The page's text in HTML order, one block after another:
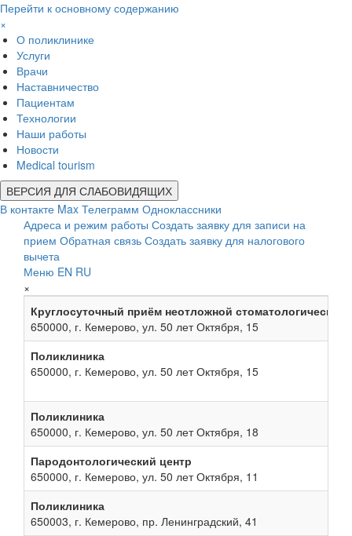
Перейти к основному содержанию
×
О поликлинике
Услуги
Врачи
Наставничество
Пациентам
Технологии
Наши работы
Новости
Medical tourism
ВЕРСИЯ ДЛЯ СЛАБОВИДЯЩИХ
В контакте Max Телеграмм Одноклассники
Адреса и режим работы Создать заявку для записи на
прием Обратная связь Создать заявку для налогового
вычета
Меню EN RU
×
Круглосуточный приём неотложной
650000, г. Кемерово, ул. 50 лет Октября, 15
Поликлиника
650000, г. Кемерово, ул. 50 лет Октября, 15
Поликлиника
650000, г. Кемерово, ул. 50 лет Октября, 18
Пародонтологический центр
650000, г. Кемерово, ул. 50 лет Октября, 11
Поликлиника
650003, г. Кемерово, пр. Ленинградский, 41